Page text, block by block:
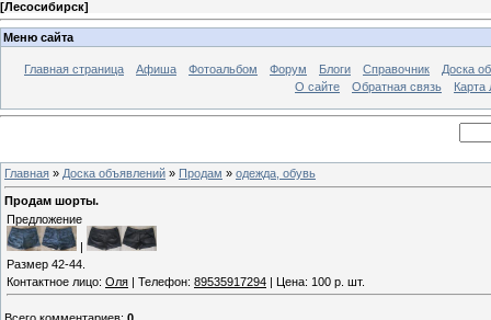
[Лесосибирск]
Меню сайта
Главная страница Афиша Фотоальбом Форум Блоги Справочник
Доска
О сайте
Обратная связь Карта
Главная » Доска объявлений » Продам » одежда, обувь
Продам шорты.
Предложение
|
Размер 42-44.
Контактное лицо: Оля | Телефон: 89535917294 | Цена: 100 р. шт.